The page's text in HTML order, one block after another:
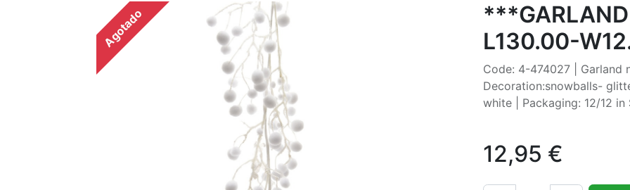
Agotado
L130.00-
Code: 4-474027 | Garland
Decoration:snowballs-
white | Packaging: 12/12
12,95 €